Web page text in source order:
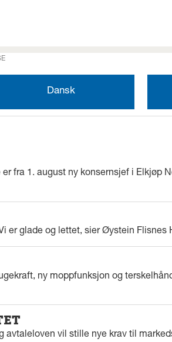
Dansk
fra 1. august ny konsernsjef i Elkjøp
er glade og lettet, sier Øystein Flisnes
ny moppfunksjon og
avtaleloven vil stille nye krav til